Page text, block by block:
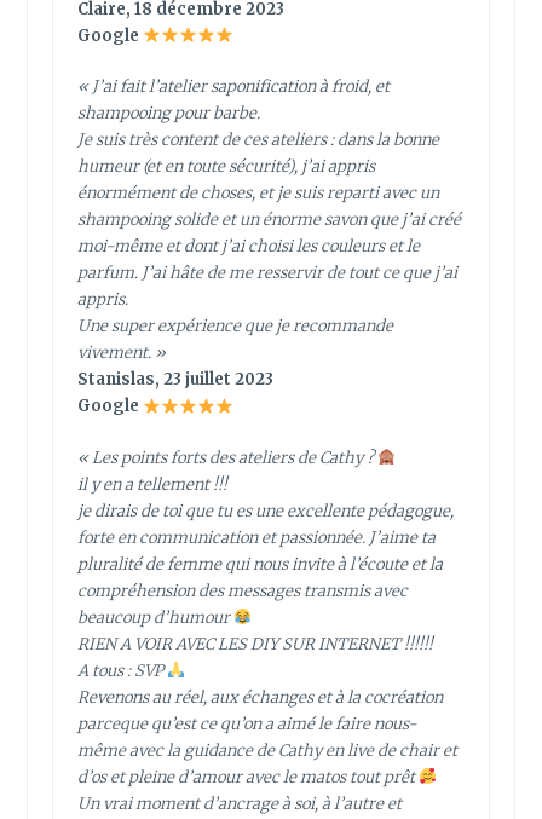
Claire, 18 décembre 2023
Google
« J’ai fait l’atelier saponification à froid, et
shampooing pour barbe.
Je suis très content de ces ateliers : dans la bonne
humeur (et en toute sécurité), j’ai appris
énormément de choses, et je suis reparti avec un
shampooing solide et un énorme savon que j’ai créé
moi-même et dont j’ai choisi les couleurs et le
parfum. J’ai hâte de me resservir de tout ce que j’ai
appris.
Une super expérience que je recommande
vivement. »
Stanislas, 23 juillet 2023
Google
« Les points forts des ateliers de Cathy ?
il y en a tellement !!!
je dirais de toi que tu es une excellente pédagogue,
forte en communication et passionnée. J’aime ta
pluralité de femme qui nous invite à l’écoute et la
compréhension des messages transmis avec
beaucoup d’humour
RIEN A VOIR AVEC LES DIY SUR INTERNET !!!!!!
A tous : SVP
Revenons au réel, aux échanges et à la cocréation
parceque qu’est ce qu’on a aimé le faire nous-
même avec la guidance de Cathy en live de chair et
d’os et pleine d’amour avec le matos tout prêt
Un vrai moment d’ancrage à soi, à l’autre et